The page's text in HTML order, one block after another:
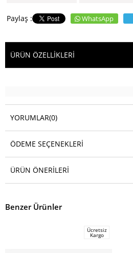
WhatsApp
ÜRÜN ÖZELLIKLERI
YORUMLAR(0)
ÖDEME SEÇENEKLERI
ÜRÜN ÖNERILERI
Benzer Ürünler
Ücretsiz
Kargo